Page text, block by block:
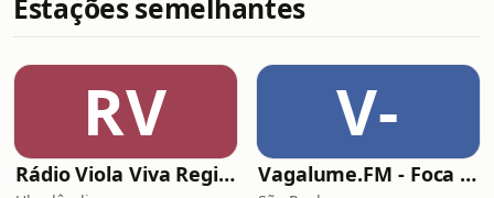
Estações semelhantes
RV
Rádio Viola Viva Regional
V-
Vagalume.FM - Foca no Estudo